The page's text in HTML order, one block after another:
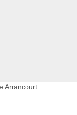
Arrancourt